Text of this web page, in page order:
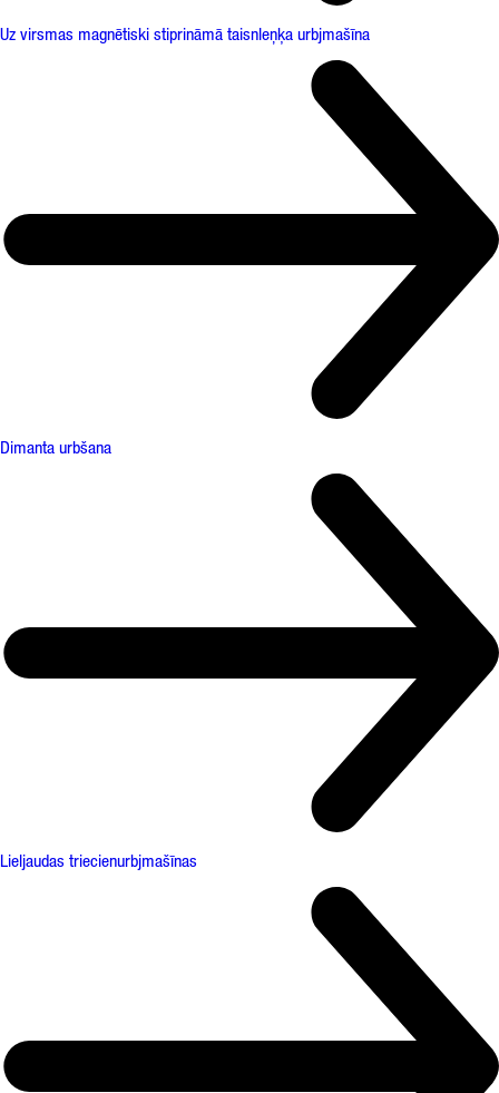
Uz virsmas magnētiski stiprināmā taisnleņķa urbjmašīna
Dimanta urbšana
Lieljaudas triecienurbjmašīnas